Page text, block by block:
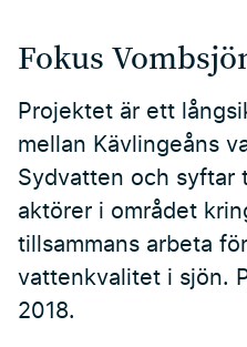
Fokus
Projektet är ett
mellan Kävlingeåns
Sydvatten och syftar
aktörer i området
tillsammans arbeta
vattenkvalitet i sjön.
2018.